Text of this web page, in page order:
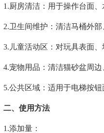
1.厨房清洁：用于操作台面
2.卫生间维护：清洁马桶外
3.儿童活动区：对玩具表面
4.宠物用品：清洁猫砂盆周
5.公共区域：适用于电梯按
二、使用方法
1.添加量：